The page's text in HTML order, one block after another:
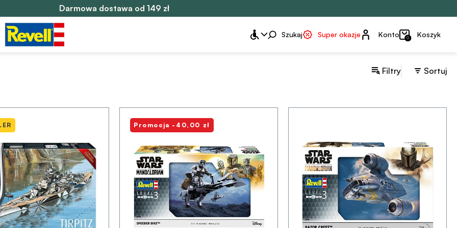
Darmowa dostawa od 149 zł
Szukaj Super okazje Konto
Konto 0 Koszyk
Filtry Sortuj
Promocja -40,00 zł